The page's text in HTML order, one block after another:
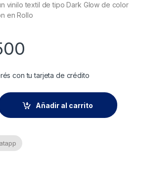
vinilo textil de tipo Dark Glow de color
en Rollo
con tu tarjeta de crédito
Glow Green en Rollo quantity
Añadir al carrito